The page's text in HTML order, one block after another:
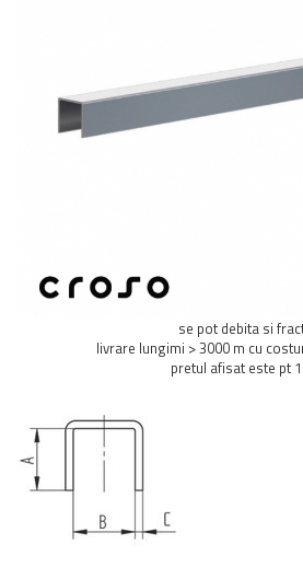
Fitting-uri balustrada inox
Bile - sfere
Cabluri si accesorii balustrada inox
Montanti echipati balustrada inox
Sisteme tabla perforata
Stifturi - Placute suport pentru
balustrada inox
Suport mana curenta balustrada inox
Suruburi - Adezivi - Chimicale
Tevi si bare
se pot debita si
livrare lungimi > 3000 m cu
pretul afisat este pt